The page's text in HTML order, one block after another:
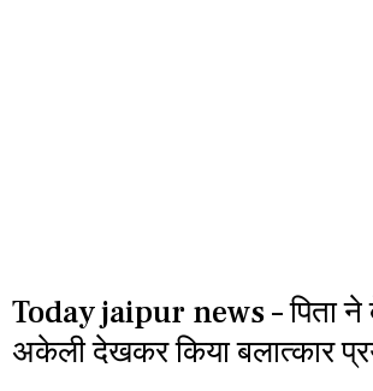
Today jaipur news – पिता ने
अकेली देखकर किया बलात्कार